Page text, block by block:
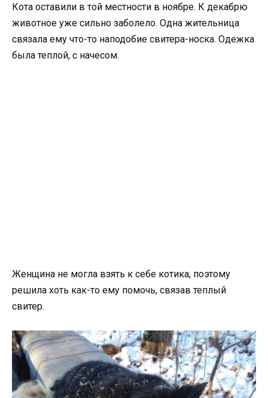
Кота оставили в той местности в ноябре. К декабрю
животное уже сильно заболело. Одна жительница
связала ему что-то наподобие свитера-носка. Одежка
была теплой, с начесом.
Женщина не могла взять к себе котика, поэтому
решила хоть как-то ему помочь, связав теплый
свитер.